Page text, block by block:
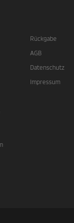
Rückgabe
AGB
Datenschutz
Impressum